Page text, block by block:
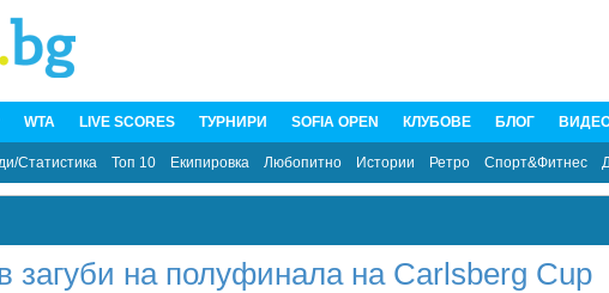
WTA LIVE SCORES ТУРНИРИ SOFIA OPEN КЛУБОВЕ БЛОГ
Статистика Топ 10 Екипировка Любопитно Истории Ретро Спорт&Фитнес
загуби на полуфинала на Carlsberg Cup